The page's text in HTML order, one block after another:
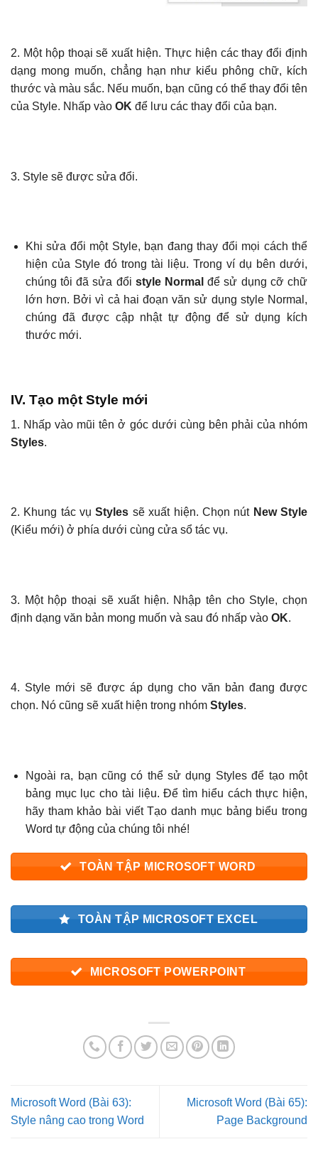
2. Một hộp thoại sẽ xuất hiện. Thực hiện các thay đổi định
dạng mong muốn, chẳng hạn như kiểu phông chữ, kích
thước và màu sắc. Nếu muốn, bạn cũng có thể thay đổi tên
của Style. Nhấp vào OK để lưu các thay đổi của bạn.
3. Style sẽ được sửa đổi.
Khi sửa đổi một Style, bạn đang thay đổi mọi cách thể
hiện của Style đó trong tài liệu. Trong ví dụ bên dưới,
chúng tôi đã sửa đổi style Normal để sử dụng cỡ chữ
lớn hơn. Bởi vì cả hai đoạn văn sử dụng style Normal,
chúng đã được cập nhật tự động để sử dụng kích
thước mới.
IV. Tạo một Style mới
1. Nhấp vào mũi tên ở góc dưới cùng bên phải của nhóm
Styles.
2. Khung tác vụStyles sẽ xuất hiện. Chọn nút New Style
(Kiểu mới) ở phía dưới cùng cửa sổ tác vụ.
3. Một hộp thoại sẽ xuất hiện. Nhập tên cho Style, chọn
định dạng văn bản mong muốn và sau đó nhấp vào OK.
4. Style mới sẽ được áp dụng cho văn bản đang được
chọn. Nó cũng sẽ xuất hiện trong nhóm Styles.
Ngoài ra, bạn cũng có thể sử dụng Styles để tạo một
bảng mục lục cho tài liệu. Để tìm hiểu cách thực hiện,
hãy tham khảo bài viết Tạo danh mục bảng biểu trong
Word tự động của chúng tôi nhé!
TOÀN TẬP MICROSOFT WORD
TOÀN TẬP MICROSOFT EXCEL
MICROSOFT POWERPOINT
Microsoft Word (Bài 63):
Style nâng cao trong Word
Microsoft Word (Bài 65):
Page Background